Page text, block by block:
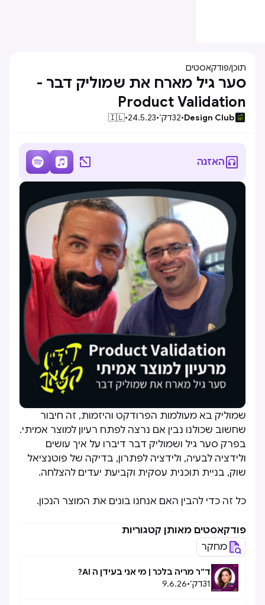
תוכן/פודקאסטים
סער גיל מארח את שמוליק דבר -
Product Validation
Design Club
•
32דק׳•
24.5.23
•
🇮🇱
האזנה 


שמוליק בא מעולמות הפרודקט והיזמות, זה חיבור
שחשוב שכולנו נבין אם נרצה לפתח רעיון למוצר אמיתי.
בפרק סער גיל ושמוליק דבר דיברו על איך עושים
ולידציה לבעיה, ולידציה לפתרון, בדיקה של פוטנציאל
שוק, בניית תוכנית עסקית וקביעת יעדים להצלחה.
כל זה כדי להבין האם אנחנו בונים את המוצר הנכון.
פודקאסטים מאותן קטגוריות
מחקר
ד״ר מריה בלכר | מי אני בעידן ה AI?
31דק׳•
9.6.26